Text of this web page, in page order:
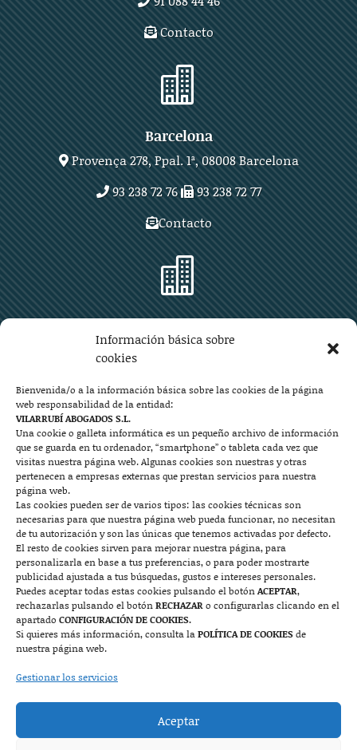
Información básica sobre
cookies
Bienvenida/o a la información básica sobre las cookies de la página
web responsabilidad de la entidad:
VILARRUBÍ ABOGADOS S.L.
Una cookie o galleta informática es un pequeño archivo de información
que se guarda en tu ordenador, “smartphone” o tableta cada vez que
visitas nuestra página web. Algunas cookies son nuestras y otras
pertenecen a empresas externas que prestan servicios para nuestra
página web.
Las cookies pueden ser de varios tipos: las cookies técnicas son
necesarias para que nuestra página web pueda funcionar, no necesitan
de tu autorización y son las únicas que tenemos activadas por defecto.
El resto de cookies sirven para mejorar nuestra página, para
personalizarla en base a tus preferencias, o para poder mostrarte
publicidad ajustada a tus búsquedas, gustos e intereses personales.
Puedes aceptar todas estas cookies pulsando el botónACEPTAR,
rechazarlas pulsando el botónRECHAZARo configurarlas clicando en el
apartado CONFIGURACIÓN DE COOKIES.
Si quieres más información, consulta laPOLÍTICA DE COOKIESde
nuestra página web.
Gestionar los servicios
Aceptar
Contacto

Barcelona
Provença 278, Ppal. 1ª, 08008 Barcelona
93 238 72 76
93 238 72 77
Contacto

Plaza Aragón 10, planta 11ª, 50004 Zaragoza
976 219 571
976 225 209
Contacto

Mallorca
Josep Pla, n°6, 07400 Alcudia (Mallorca)
722 131 870
Contacto

Plaza Mayor 7, 1º, 22400 Monzón (Huesca)
974 415 252